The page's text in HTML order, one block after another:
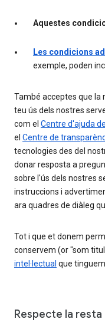
Aquestes
Les condicions
exemple, poden
També acceptes que la
teu ús dels nostres
com el Centre d'ajuda
el Centre de
tecnologies des del
donar resposta a
sobre l'ús dels nostres
instruccions i
ara quadres de diàleg
Tot i que et donem
conservem (or "som
intel·lectual que
Respecte la resta